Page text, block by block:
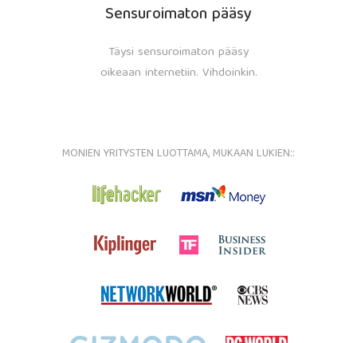
Sensuroimaton pääsy
Täysi sensuroimaton pääsy
oikeaan internetiin. Vihdoinkin.
MONIEN YRITYSTEN LUOTTAMA, MUKAAN LUKIEN::